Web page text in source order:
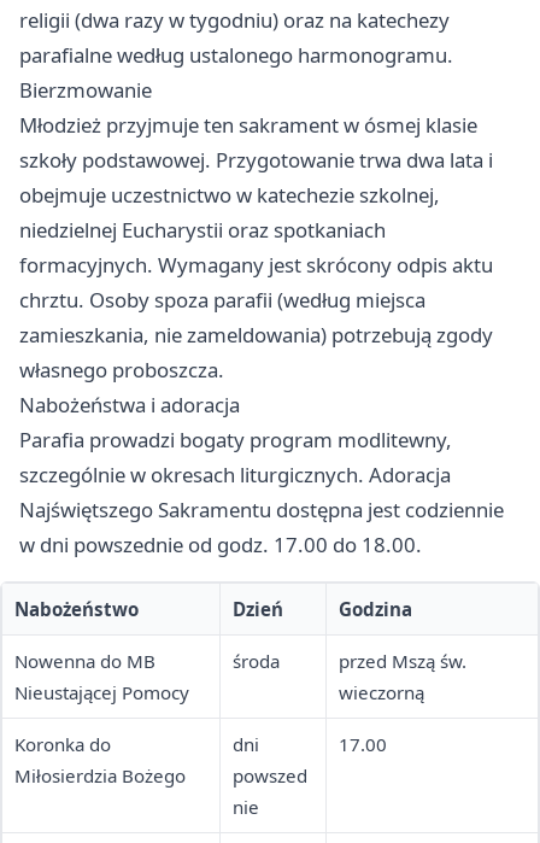
religii (dwa razy w tygodniu) oraz na katechezy
parafialne według ustalonego harmonogramu.
Bierzmowanie
Młodzież przyjmuje ten sakrament w ósmej klasie
szkoły podstawowej. Przygotowanie trwa dwa lata i
obejmuje uczestnictwo w katechezie szkolnej,
niedzielnej Eucharystii oraz spotkaniach
formacyjnych. Wymagany jest skrócony odpis aktu
chrztu. Osoby spoza parafii (według miejsca
zamieszkania, nie zameldowania) potrzebują zgody
własnego proboszcza.
Nabożeństwa i adoracja
Parafia prowadzi bogaty program modlitewny,
szczególnie w okresach liturgicznych. Adoracja
Najświętszego Sakramentu dostępna jest codziennie
w dni powszednie od godz. 17.00 do 18.00.
Nabożeństwo Dzień Godzina
Nowenna do MB
Nieustającej Pomocy
środa
przed Mszą św.
wieczorną
Koronka do
Miłosierdzia Bożego
dni
powszed
nie
17.00